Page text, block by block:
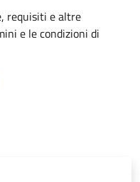
requisiti e altre
e le condizioni di